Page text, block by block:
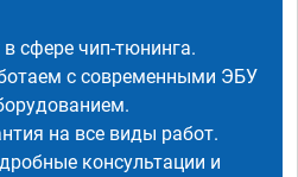
сфере чип-тюнинга.
с современными ЭБУ
на все виды работ.
консультации и